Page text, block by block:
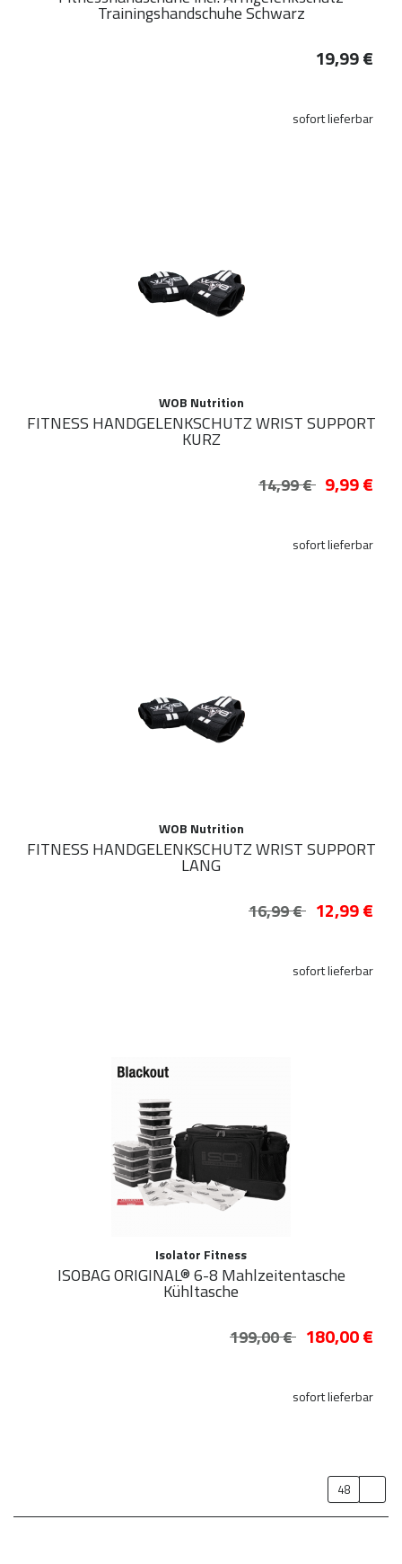
Trainingshandschuhe Schwarz
19,99 €
sofort lieferbar
WOB Nutrition
FITNESS HANDGELENKSCHUTZ WRIST SUPPORT
KURZ
14,99 € 9,99 €
sofort lieferbar
WOB Nutrition
FITNESS HANDGELENKSCHUTZ WRIST SUPPORT
LANG
16,99 € 12,99 €
sofort lieferbar
Isolator Fitness
ISOBAG ORIGINAL® 6-8 Mahlzeitentasche
Kühltasche
199,00 € 180,00 €
sofort lieferbar
48